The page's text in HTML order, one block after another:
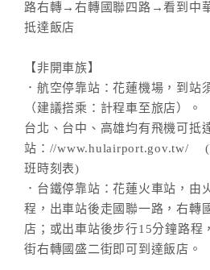
路右轉→右轉國聯四路→看到中
抵達飯店
【非開車族】
．航空停靠站：花蓮機場，到站
（建議搭乘：計程車至旅店）。
台北、台中、高雄均有飛機可抵
站：//www.hulairport.gov.tw/ (
班時刻表)
．台鐵停靠站：花蓮火車站，由
程，出車站後走國聯一路，右轉
店；或出車站後步行15分鐘路程
街右轉國盛二街即可到達飯店。